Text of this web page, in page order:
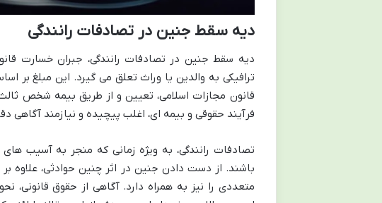
دیه سقط جنین در تصادفات رانندگی
دیه سقط جنین در تصادفات رانندگی، جبران خسارت
ترافیکی به والدین یا وراث تعلق می گیرد. این مبلغ بر
قانون مجازات اسلامی، تعیین و از طریق بیمه شخص
فرآیند حقوقی و بیمه ای، اغلب پیچیده و نیازمند آگاهی
تصادفات رانندگی، به ویژه زمانی که منجر به آسیب
باشند. از دست دادن جنین در اثر چنین حوادثی، علاوه
متعددی را نیز به همراه دارد. آگاهی از حقوق قانونی،